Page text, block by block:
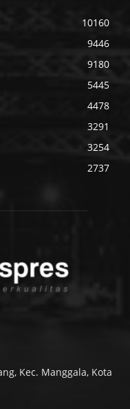
10160
9446
9180
5445
4478
3291
3254
2737
Kec. Manggala, Kota